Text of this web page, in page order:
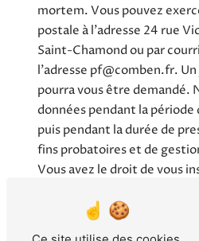
mortem. Vous pouvez
postale à l'adresse 24 rue
Saint-Chamond ou par
l'adresse pf@comben.fr.
pourra vous être demandé.
données pendant la
puis pendant la durée de
fins probatoires et de
Vous avez le droit de vous
d'opposition au
disponible à cette adresse:
Consultez le site cnil.fr